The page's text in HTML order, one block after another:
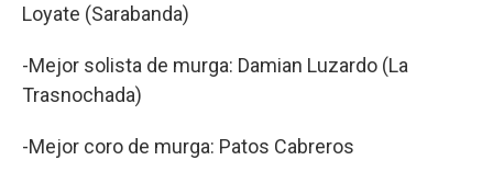
Loyate (Sarabanda)
-Mejor solista de murga: Damian Luzardo (La
Trasnochada)
-Mejor coro de murga: Patos Cabreros